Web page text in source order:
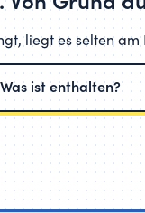
liegt es selten
Was ist enthalten?